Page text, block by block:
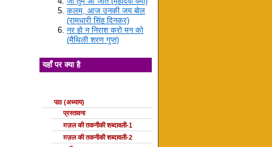
कलम, आज उनकी जय बोल
(रामधारी सिंह दिनकर)
नर हो न निराश करो मन को
(मैथिली शरण गुप्त)
यहाँ पर क्या है
पाठ (अध्याय)
प्रस्तावना
ग़ज़ल की तकनीकी शब्दावली-1
ग़ज़ल की तकनीकी शब्दावली-2